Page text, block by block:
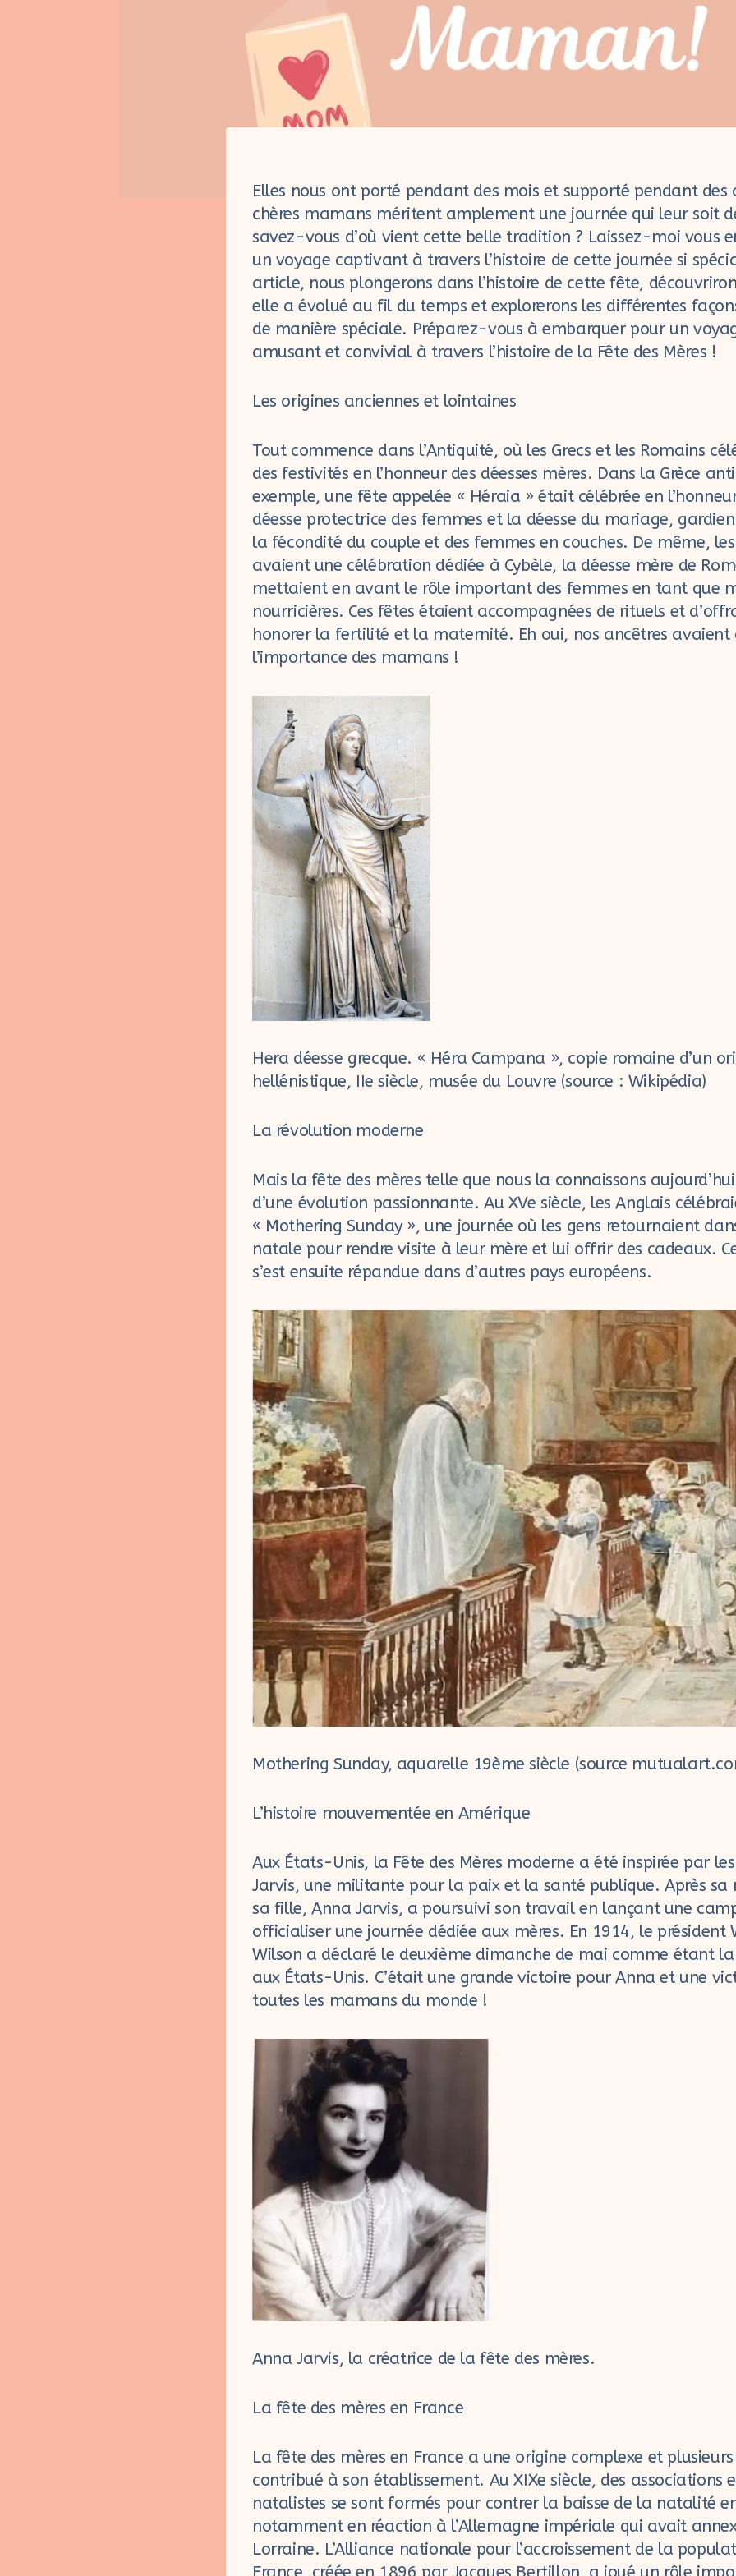
Elles nous ont porté pendant des mois et supporté pendant des
chères mamans méritent amplement une journée qui leur soit
savez-vous d’où vient cette belle tradition ? Laissez-moi vous
un voyage captivant à travers l’histoire de cette journée si
article, nous plongerons dans l’histoire de cette fête,
elle a évolué au fil du temps et explorerons les différentes
de manière spéciale. Préparez-vous à embarquer pour un
amusant et convivial à travers l’histoire de la Fête des Mères !
Les origines anciennes et lointaines
Tout commence dans l’Antiquité, où les Grecs et les Romains
des festivités en l’honneur des déesses mères. Dans la Grèce
exemple, une fête appelée « Héraia » était célébrée en
déesse protectrice des femmes et la déesse du mariage,
la fécondité du couple et des femmes en couches. De même,
avaient une célébration dédiée à Cybèle, la déesse mère de
mettaient en avant le rôle important des femmes en tant que
nourricières. Ces fêtes étaient accompagnées de rituels et
honorer la fertilité et la maternité. Eh oui, nos ancêtres avaient
l’importance des mamans !
Hera déesse grecque. « Héra Campana », copie romaine d’un
hellénistique, IIe siècle, musée du Louvre (source : Wikipédia)
La révolution moderne
Mais la fête des mères telle que nous la connaissons
d’une évolution passionnante. Au XVe siècle, les Anglais
« Mothering Sunday », une journée où les gens retournaient
natale pour rendre visite à leur mère et lui offrir des cadeaux.
s’est ensuite répandue dans d’autres pays européens.
Mothering Sunday, aquarelle 19ème siècle (source
L’histoire mouvementée en Amérique
Aux États-Unis, la Fête des Mères moderne a été inspirée par
Jarvis, une militante pour la paix et la santé publique. Après sa
sa fille, Anna Jarvis, a poursuivi son travail en lançant une
officialiser une journée dédiée aux mères. En 1914, le président
Wilson a déclaré le deuxième dimanche de mai comme étant la
aux États-Unis. C’était une grande victoire pour Anna et une
toutes les mamans du monde !
Anna Jarvis, la créatrice de la fête des mères.
La fête des mères en France
La fête des mères en France a une origine complexe et
contribué à son établissement. Au XIXe siècle, des associations
natalistes se sont formés pour contrer la baisse de la natalité
notamment en réaction à l’Allemagne impériale qui avait
Lorraine. L’Alliance nationale pour l’accroissement de la